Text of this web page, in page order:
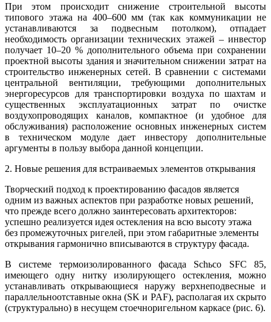
При этом происходит снижение строительной высоты
типового этажа на 400–600 мм (так как коммуникации не
устанавливаются за подвесным потолком), отпадает
необходимость организации технических этажей – инвестор
получает 10–20 % дополнительного объема при сохранении
проектной высоты здания и значительном снижении затрат на
строительство инженерных сетей. В сравнении с системами
центральной вентиляции, требующими дополнительных
энергоресурсов для транспортировки воздуха по шахтам и
существенных эксплуатационных затрат по очистке
воздухопроводящих каналов, компактное (и удобное для
обслуживания) расположение основных инженерных систем
в техническом модуле дает инвестору дополнительные
аргументы в пользу выбора данной концепции.
2. Новые решения для встраиваемых элементов открывания
Творческий подход к проектированию фасадов является
одним из важных аспектов при разработке новых решений,
что прежде всего должно заинтересовать архитекторов:
успешно реализуется идея остекления на всю высоту этажа
без промежуточных ригелей, при этом габаритные элементы
открывания гармонично вписываются в структуру фасада.
В системе термоизолированного фасада Schьco SFC 85,
имеющего одну нитку изолирующего остекления, можно
устанавливать открывающиеся наружу верхнеподвесные и
параллельно­отставные окна (SK и PAF), располагая их скрыто
(структурально) в несущем стоечно­ригельном каркасе (рис. 6).